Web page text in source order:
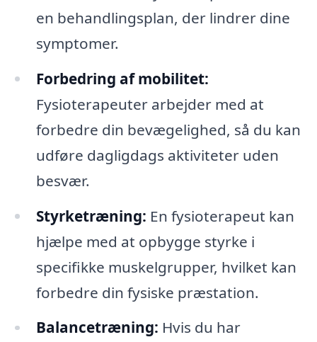
en behandlingsplan, der lindrer dine
symptomer.
Forbedring af mobilitet:
Fysioterapeuter arbejder med at
forbedre din bevægelighed, så du kan
udføre dagligdags aktiviteter uden
besvær.
Styrketræning: En fysioterapeut kan
hjælpe med at opbygge styrke i
specifikke muskelgrupper, hvilket kan
forbedre din fysiske præstation.
Balancetræning: Hvis du har